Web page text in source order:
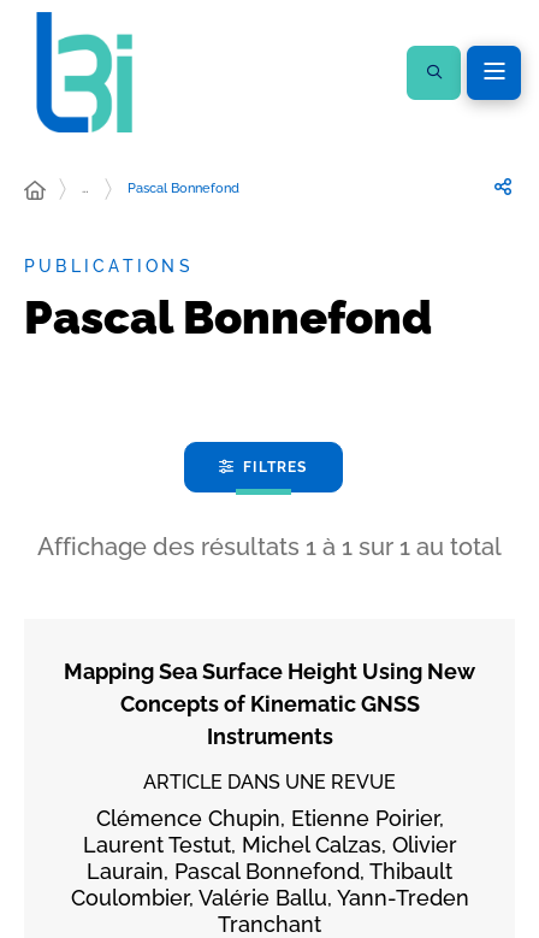
… Pascal Bonnefond
PUBLICATIONS
Pascal Bonnefond
FILTRES
Affichage des résultats 1 à 1 sur 1 au total
Mapping Sea Surface Height Using New
Concepts of Kinematic GNSS
Instruments
ARTICLE DANS UNE REVUE
Clémence Chupin, Etienne Poirier,
Laurent Testut, Michel Calzas, Olivier
Laurain, Pascal Bonnefond, Thibault
Coulombier, Valérie Ballu, Yann-Treden
Tranchant